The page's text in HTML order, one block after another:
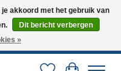
via PostNL en DHL.
afspraak te maken. 0251-
akkoord met het gebruik van
Dit bericht verbergen
»